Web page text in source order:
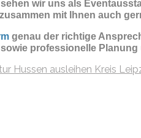
wir uns als
mit Ihnen auch
genau der richtige
professionelle